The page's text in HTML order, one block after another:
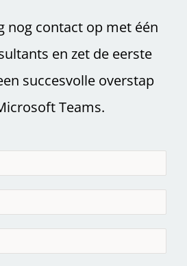
nog contact op met één
en zet de eerste
succesvolle overstap
Teams.